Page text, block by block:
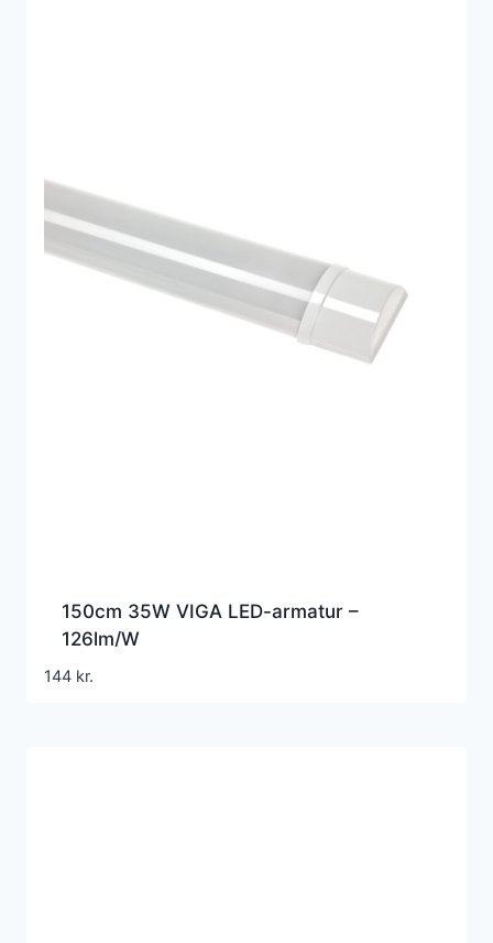
150cm 35W VIGA LED-armatur –
126lm/W
144 kr.